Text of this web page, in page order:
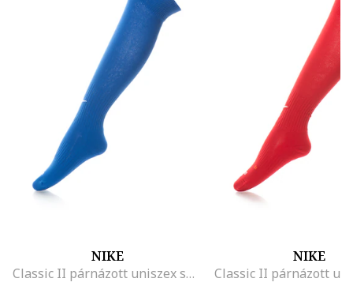
NIKE
Classic II párnázott uniszex sportzokni, Királykék
NIKE